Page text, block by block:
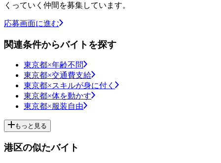
くっていく仲間を募集しています。
応募画面に進む
関連条件からバイトを探す
東京都×年齢不問
東京都×交通費支給
東京都×スキルが身に付く
東京都×体を動かす
東京都×服装自由
もっと見る
港区の似たバイト